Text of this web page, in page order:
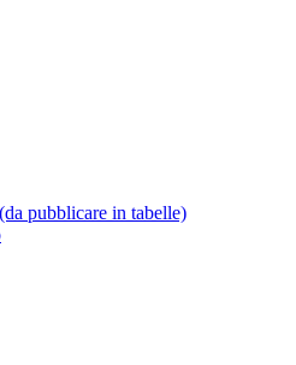
pubblicare in tabelle)